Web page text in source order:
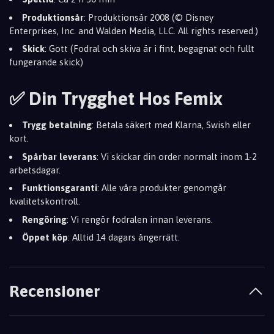
Produktionsår: Produktionsår 2008 (© Disney
Enterprises, Inc. and Walden Media, LLC. All rights reserved.)
Skick: Gott (Fodral och skiva är i fint, begagnat och fullt
fungerande skick)
✅ Din Trygghet Hos Femix
Trygg betalning: Betala säkert med Klarna, Swish eller
kort.
Spårbar leverans: Vi skickar din order normalt inom 1-2
arbetsdagar.
Funktionsgaranti: Alle våra produkter genomgår
kvalitetskontroll.
Rengöring: Vi rengör fodralen innan leverans.
Öppet köp: Alltid 14 dagars ångerrätt.
Recensioner